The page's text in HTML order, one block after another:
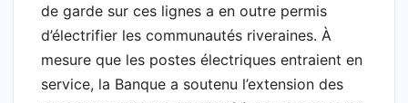
de garde sur ces lignes a en outre permis
d’électrifier les communautés riveraines. À
mesure que les postes électriques entraient en
service, la Banque a soutenu l’extension des